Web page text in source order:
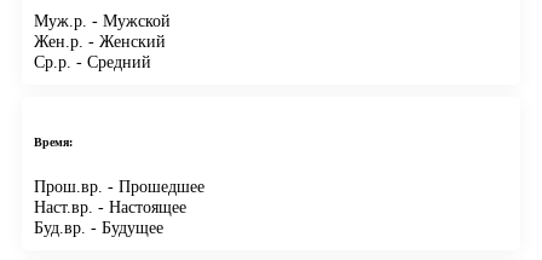
Муж.р. - Мужской
Жен.р. - Женский
Ср.р. - Средний
Время:
Прош.вр. - Прошедшее
Наст.вр. - Настоящее
Буд.вр. - Будущее